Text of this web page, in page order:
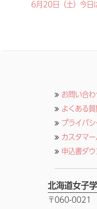
6月20日（土）今日
お問い合わ
よくある質
プライバ
カスタマ
申込書ダ
北海道女子
〒060-0021